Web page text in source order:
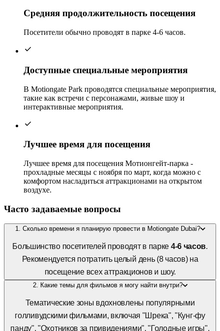
Средняя продолжительность посещения
Посетители обычно проводят в парке 4-6 часов.
Доступные специальные мероприятия
В Motiongate Park проводятся специальные мероприятия,
такие как встречи с персонажами, живые шоу и
интерактивные мероприятия.
Лучшее время для посещения
Лучшее время для посещения Мотионгейт-парка -
прохладные месяцы с ноября по март, когда можно с
комфортом насладиться аттракционами на открытом
воздухе.
Часто задаваемые вопросы
1. Сколько времени я планирую провести в Motiongate Dubai?
Большинство посетителей проводят в парке 4-6 часов.
Рекомендуется потратить целый день (8 часов) на
посещение всех аттракционов и шоу.
2. Какие темы для фильмов я могу найти внутри?
Тематические зоны вдохновлены популярными
голливудскими фильмами, включая "Шрека", "Кунг-фу
панду", "Охотников за привидениями", "Голодные игры",